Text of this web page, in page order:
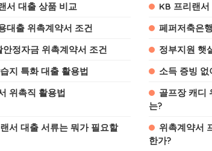
서 대출 상품 비교
KB 프리랜
대출 위촉계약서 조건
페퍼저축은
정자금 위촉계약서 조건
정부지원 햇
지 특화 대출 활용법
소득 증빙 없
위촉직 활용법
골프장 캐디
는?
서 대출 서류는 뭐가 필요할
위촉계약서
한가?